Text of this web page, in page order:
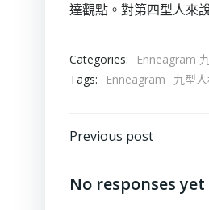
達觀點。對第四型人來
Categories: Enneagram
Tags:
Enneagram 九型
Post
navigation
Previous post
No responses yet